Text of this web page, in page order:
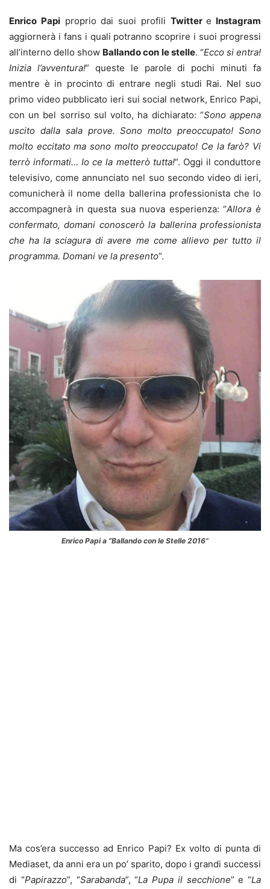
Enrico Papiproprio dai suoi profili Twittere Instagram
aggiornerà i fans i quali potranno scoprire i suoi progressi
all’interno dello show Ballando con le stelle. “Ecco si entra!
Inizia l’avventura!” queste le parole di pochi minuti fa
mentre è in procinto di entrare negli studi Rai. Nel suo
primo video pubblicato ieri sui social network, Enrico Papi,
con un bel sorriso sul volto, ha dichiarato: “Sono appena
uscito dalla sala prove. Sono molto preoccupato! Sono
molto eccitato ma sono molto preoccupato! Ce la farò? Vi
terrò informati… Io ce la metterò tutta!“. Oggi il conduttore
televisivo, come annunciato nel suo secondo video di ieri,
comunicherà il nome della ballerina professionista che lo
accompagnerà in questa sua nuova esperienza: “Allora è
confermato, domani conoscerò la ballerina professionista
che ha la sciagura di avere me come allievo per tutto il
programma. Domani ve la presento“.
Enrico Papi a “Ballando con le Stelle 2016”
Ma cos’era successo ad Enrico Papi? Ex volto di punta di
Mediaset, da anni era un po’ sparito, dopo i grandi successi
di “Papirazzo”, “Sarabanda”, “La Pupa il secchione” e “La